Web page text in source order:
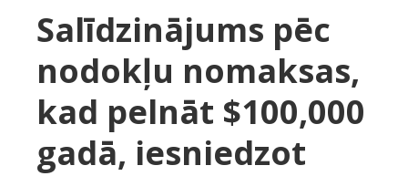
Salīdzinājums pēc
nodokļu nomaksas,
kad pelnāt $100,000
gadā, iesniedzot